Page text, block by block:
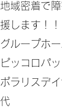
地域密着で
援します！！
グループホ
ピッコロパッ
ポラリスデ
代